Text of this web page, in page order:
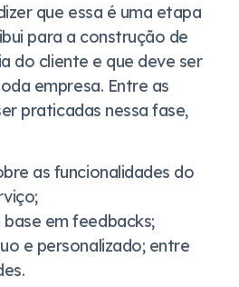
que essa é uma etapa
para a construção de
do cliente e que deve ser
empresa. Entre as
praticadas nessa fase,
as funcionalidades do
em feedbacks;
e personalizado; entre